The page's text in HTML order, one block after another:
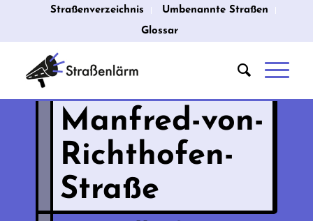
Straßenverzeichnis
Umbenannte Straßen
Glossar
Manfred-von-
Richthofen-
Straße